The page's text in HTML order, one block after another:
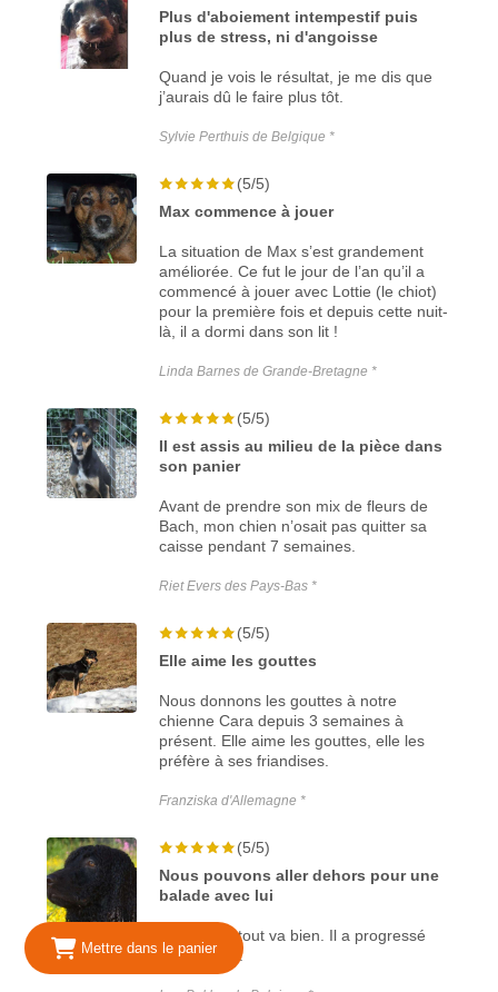
Mettre dans le panier
Plus d'aboiement intempestif puis
plus de stress, ni d'angoisse
Quand je vois le résultat, je me dis que
j’aurais dû le faire plus tôt.
Sylvie Perthuis de Belgique *
(5/5)
Max commence à jouer
La situation de Max s’est grandement
améliorée. Ce fut le jour de l’an qu’il a
commencé à jouer avec Lottie (le chiot)
pour la première fois et depuis cette nuit-
là, il a dormi dans son lit !
Linda Barnes de Grande-Bretagne *
(5/5)
Il est assis au milieu de la pièce dans
son panier
Avant de prendre son mix de fleurs de
Bach, mon chien n’osait pas quitter sa
caisse pendant 7 semaines.
Riet Evers des Pays-Bas *
(5/5)
Elle aime les gouttes
Nous donnons les gouttes à notre
chienne Cara depuis 3 semaines à
présent. Elle aime les gouttes, elle les
préfère à ses friandises.
Franziska d'Allemagne *
(5/5)
Nous pouvons aller dehors pour une
balade avec lui
Avec Moo, tout va bien. Il a progressé
rapidement.